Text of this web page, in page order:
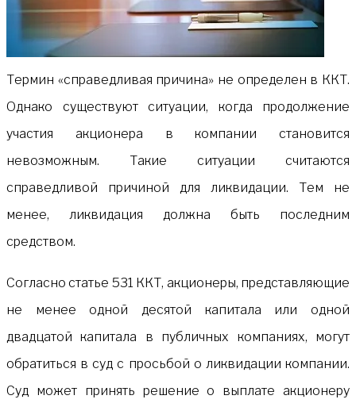
Термин «справедливая причина» не определен в ККТ.
Однако существуют ситуации, когда продолжение
участия акционера в компании становится
невозможным. Такие ситуации считаются
справедливой причиной для ликвидации. Тем не
менее, ликвидация должна быть последним
средством.
Согласно статье 531 ККТ, акционеры, представляющие
не менее одной десятой капитала или одной
двадцатой капитала в публичных компаниях, могут
обратиться в суд с просьбой о ликвидации компании.
Суд может принять решение о выплате акционеру